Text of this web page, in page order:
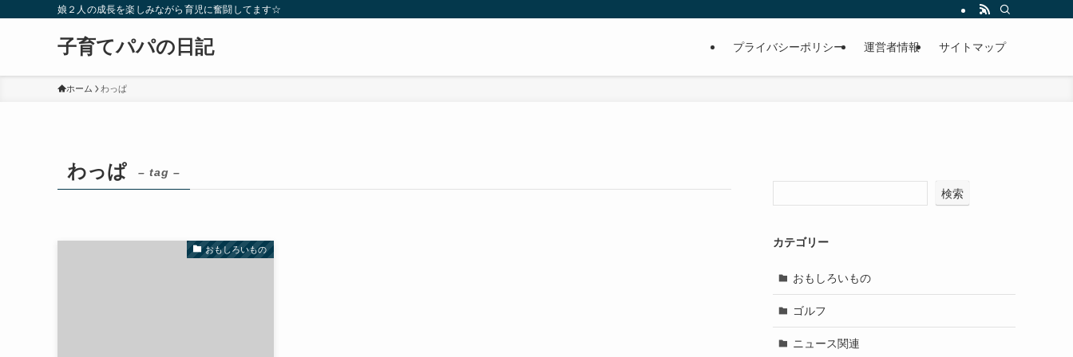
娘２人の成長を楽しみながら育児に奮闘してます☆
子育てパパの日記 プライバシーポリシー 運営者情報 サイトマップ
ホーム わっぱ
わっぱ – tag –
おもしろいもの
検索
カテゴリー
おもしろいもの
ゴルフ
ニュース関連